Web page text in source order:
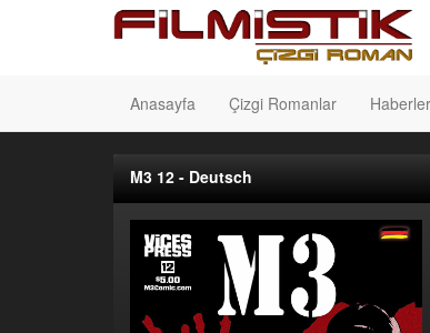
Anasayfa Çizgi Romanlar Haberler
M3 12 - Deutsch